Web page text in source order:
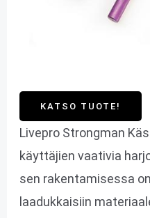
KATSO TUOTE!
Livepro Strongman
käyttäjien vaativia
sen rakentamisessa
laadukkaisiin